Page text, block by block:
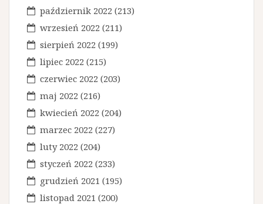
październik 2022 (213)
wrzesień 2022 (211)
sierpień 2022 (199)
lipiec 2022 (215)
czerwiec 2022 (203)
maj 2022 (216)
kwiecień 2022 (204)
marzec 2022 (227)
luty 2022 (204)
styczeń 2022 (233)
grudzień 2021 (195)
listopad 2021 (200)